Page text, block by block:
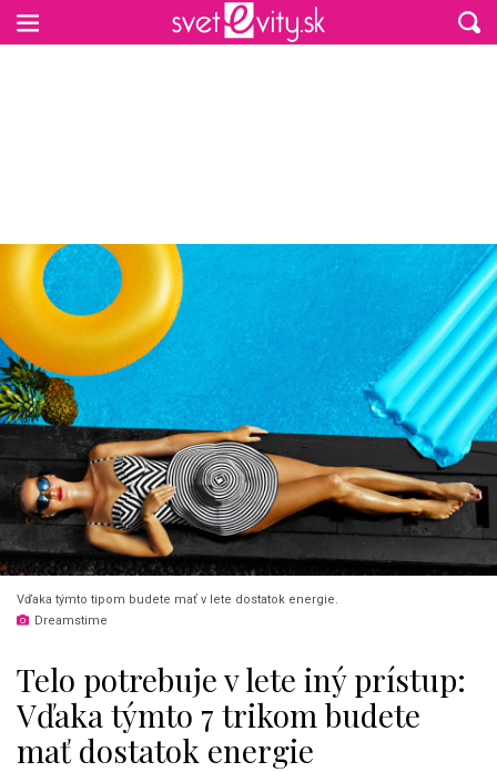
Vďaka týmto tipom budete mať v lete dostatok energie.
Dreamstime
Telo potrebuje v lete iný prístup:
Vďaka týmto 7 trikom budete
mať dostatok energie